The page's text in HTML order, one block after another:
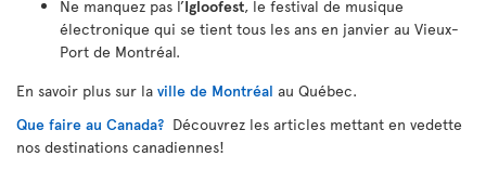
Ne manquez pas l’Igloofest, le festival de musique
électronique qui se tient tous les ans en janvier au Vieux-
Port de Montréal.
En savoir plus sur la ville de Montréal au Québec.
Que faire au Canada? Découvrez les articles mettant en vedette
nos destinations canadiennes!